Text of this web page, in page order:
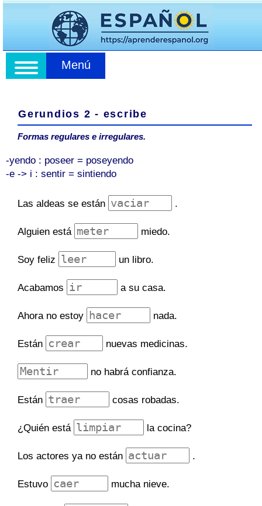
Menú
Gerundios 2 - escribe
Formas regulares e irregulares.
-yendo : poseer = poseyendo
-e -> i : sentir = sintiendo
Las aldeas se están .
Alguien está miedo.
Soy feliz un libro.
Acabamos a su casa.
Ahora no estoy nada.
Están nuevas medicinas.
no habrá confianza.
Están cosas robadas.
¿Quién está la cocina?
Los actores ya no están .
Estuvo mucha nieve.